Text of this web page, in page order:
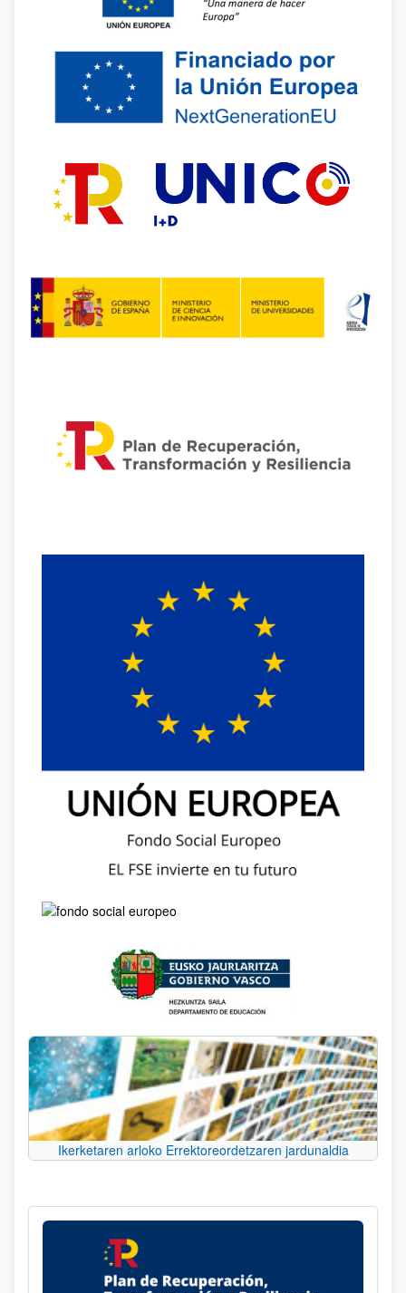
Ikerketaren arloko Errektoreordetzaren jardunaldia